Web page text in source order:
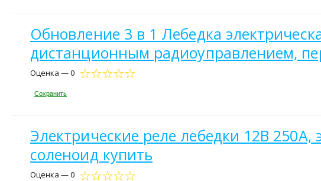
Обновление 3 в 1 Лебедка
дистанционным радиоуправлением,
Оценка — 0
Сохранить
Электрические реле лебедки 12В
соленоид купить
Оценка — 0